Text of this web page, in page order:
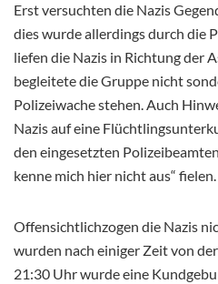
Erst versuchten die Nazis
dies wurde allerdings durch die
liefen die Nazis in Richtung der
begleitete die Gruppe nicht
Polizeiwache stehen. Auch
Nazis auf eine
den eingesetzten
kenne mich hier nicht aus“ fielen.
Offensichtlichzogen die Nazis
wurden nach einiger Zeit von
21:30 Uhr wurde eine